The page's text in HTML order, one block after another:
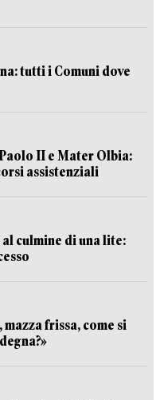
tutti i Comuni dove
II e Mater Olbia:
assistenziali
culmine di una lite:
frissa, come si